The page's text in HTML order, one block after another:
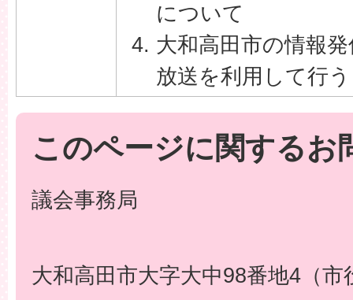
について
大和高田市の情報
放送を利用して行
このページに関するお
議会事務局
大和高田市大字大中98番地4（市